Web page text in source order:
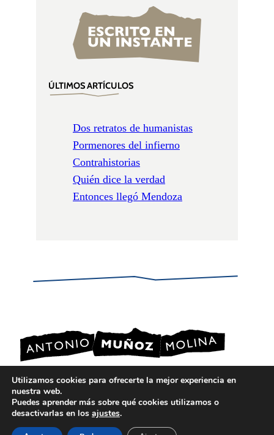
ÚLTIMOS ARTÍCULOS
Dos retratos de humanistas
Pormenores del infierno
Contrahistorias
Quién dice la verdad
Entonces llegó Mendoza
POLÍTICA DE COOKIES
AVISO LEGAL
Utilizamos cookies para ofrecerte la mejor experiencia en
nuestra web.
Puedes aprender más sobre qué cookies utilizamos o
desactivarlas en los ajustes.